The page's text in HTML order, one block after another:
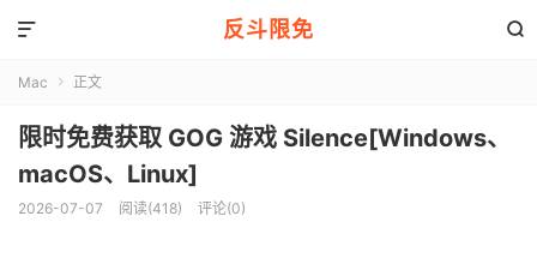
反斗限免 

Mac  正文
限时免费获取 GOG 游戏 Silence[Windows、
macOS、Linux]
2026-07-07 阅读(418) 评论(0)